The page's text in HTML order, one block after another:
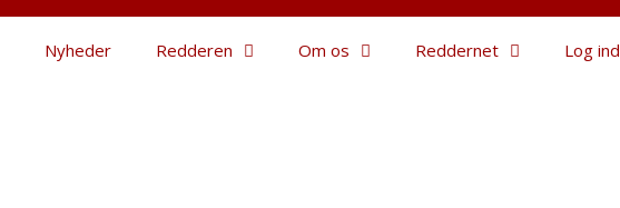
Nyheder Redderen Om os Reddernet Log ind